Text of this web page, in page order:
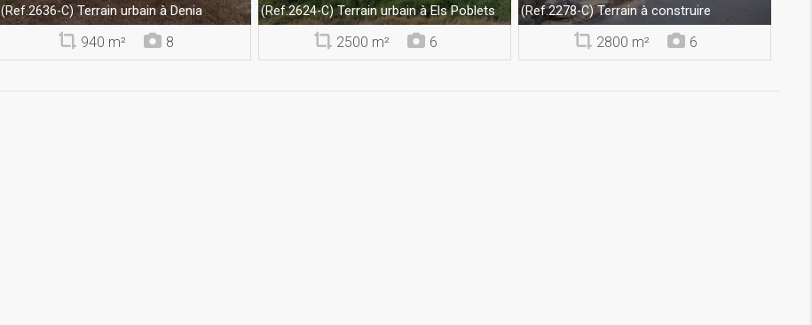
(Ref.2636-C) Terrain urbain à Denia
940 m² 8
(Ref.2624-C)Terrain urbain à Els Poblets
2500 m² 6
(Ref.2278-C)Terrain à construire
2800 m² 6